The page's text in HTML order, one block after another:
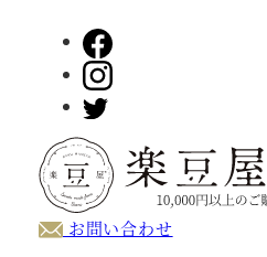
お問い合わせ